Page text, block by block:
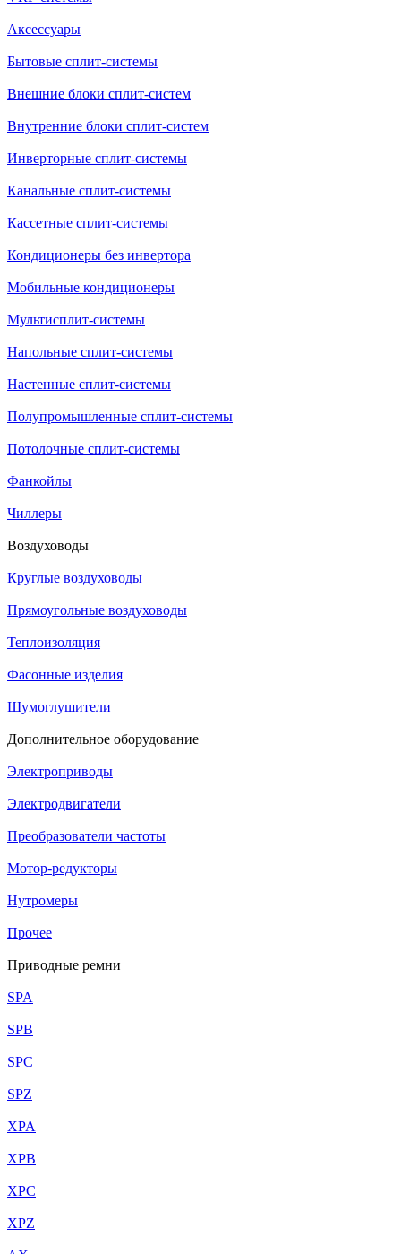
Аксессуары
Бытовые сплит-системы
Внешние блоки сплит-систем
Внутренние блоки сплит-систем
Инверторные сплит-системы
Канальные сплит-системы
Кассетные сплит-системы
Кондиционеры без инвертора
Мобильные кондиционеры
Мультисплит-системы
Напольные сплит-системы
Настенные сплит-системы
Полупромышленные сплит-системы
Потолочные сплит-системы
Фанкойлы
Чиллеры
Воздуховоды
Круглые воздуховоды
Прямоугольные воздуховоды
Теплоизоляция
Фасонные изделия
Шумоглушители
Дополнительное оборудование
Электроприводы
Электродвигатели
Преобразователи частоты
Мотор-редукторы
Нутромеры
Прочее
Приводные ремни
SPA
SPB
SPC
SPZ
XPA
XPB
XPC
XPZ